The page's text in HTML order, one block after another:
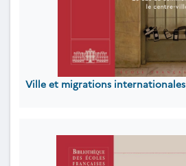
Ville et migrations internationales